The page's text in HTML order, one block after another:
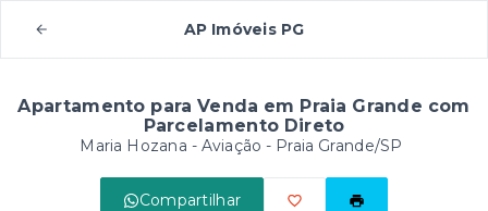
AP Imóveis PG
Apartamento para Venda em Praia Grande com
Parcelamento Direto
Maria Hozana - Aviação - Praia Grande/SP
Compartilhar